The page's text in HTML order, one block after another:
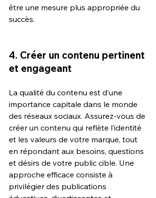
être une mesure plus appropriée du
succès.
4. Créer un contenu pertinent
et engageant
La qualité du contenu est d’une
importance capitale dans le monde
des réseaux sociaux. Assurez-vous de
créer un contenu qui reflète l’identité
et les valeurs de votre marque, tout
en répondant aux besoins, questions
et désirs de votre public cible. Une
approche efficace consiste à
privilégier des publications